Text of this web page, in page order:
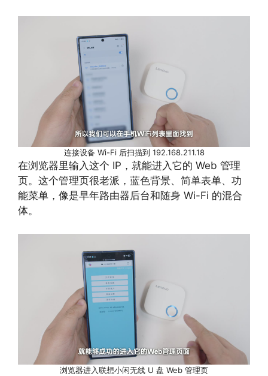
连接设备 Wi-Fi 后扫描到 192.168.211.18
在浏览器里输入这个 IP，就能进入它的 Web 管理
页。这个管理页很老派，蓝色背景、简单表单、功
能菜单，像是早年路由器后台和随身 Wi-Fi 的混合
体。
浏览器进入联想小闲无线 U 盘 Web 管理页